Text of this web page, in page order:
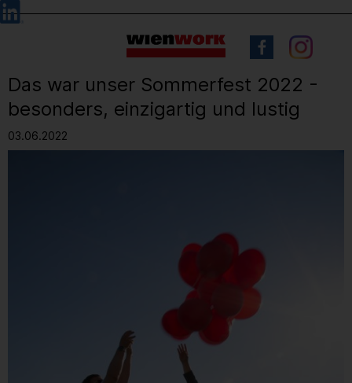
Barrierefreie
Bedienung
Sprachauswahl
Das war unser Sommerfest 2022 -
besonders, einzigartig und lustig
03.06.2022